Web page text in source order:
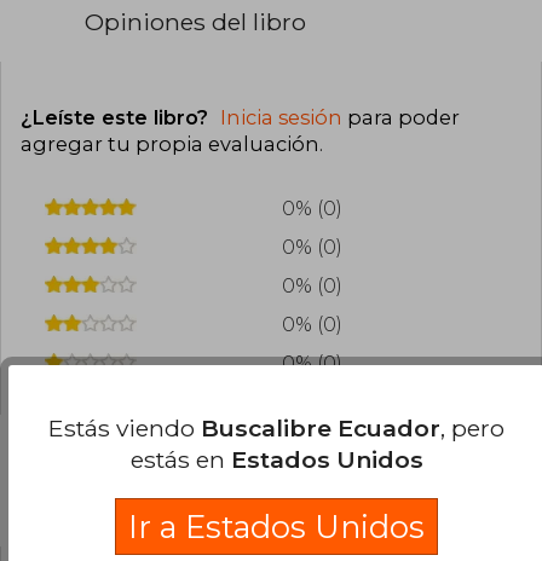
Opiniones del libro
¿Leíste este libro? Inicia sesión para poder
agregar tu propia evaluación.
0% (0)
0% (0)
0% (0)
0% (0)
0% (0)
Preguntas frecuentes sobre el libro
Estás viendo Buscalibre Ecuador, pero
estás en Estados Unidos
Ir a Estados Unidos